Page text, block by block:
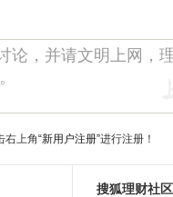
右上角“新用户注册”进行注册！
搜狐理财社